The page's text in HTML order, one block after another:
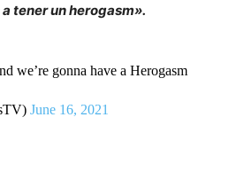
tener un herogasm».
we’re gonna have a Herogasm
June 16, 2021